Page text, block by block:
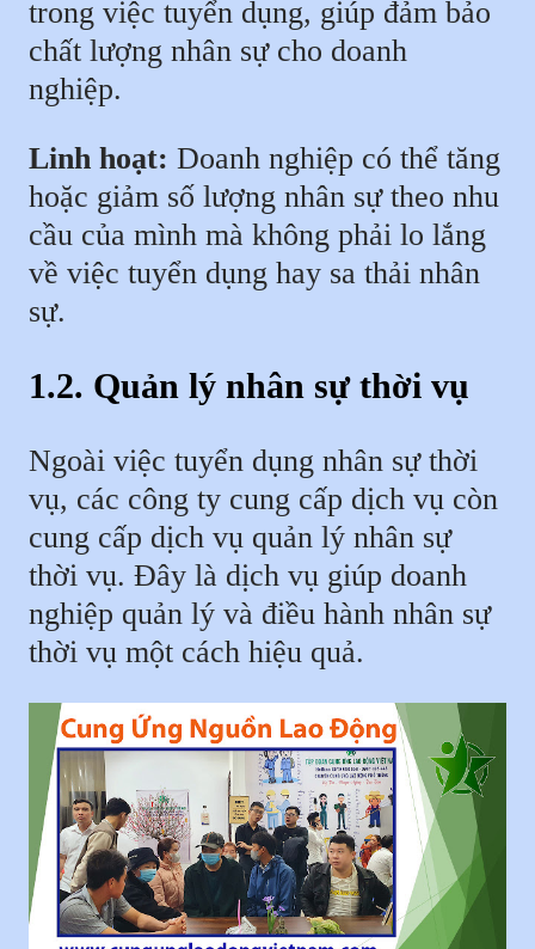
trong việc tuyển dụng, giúp đảm bảo
chất lượng nhân sự cho doanh
nghiệp.
Linh hoạt: Doanh nghiệp có thể tăng
hoặc giảm số lượng nhân sự theo nhu
cầu của mình mà không phải lo lắng
về việc tuyển dụng hay sa thải nhân
sự.
1.2. Quản lý nhân sự thời vụ
Ngoài việc tuyển dụng nhân sự thời
vụ, các công ty cung cấp dịch vụ còn
cung cấp dịch vụ quản lý nhân sự
thời vụ. Đây là dịch vụ giúp doanh
nghiệp quản lý và điều hành nhân sự
thời vụ một cách hiệu quả.